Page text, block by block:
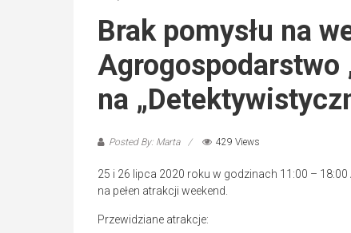
Brak pomysłu na
Agrogospodarstwo
na
Posted By: Marta 429 Views
25 i 26 lipca 2020 roku w godzinach 11:00 –
na pełen atrakcji weekend.
Przewidziane atrakcje: